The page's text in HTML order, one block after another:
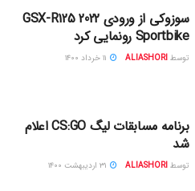
سوزوکی از ورودی 2022 GSX-R125
Sportbike رونمایی کرد
توسط ALIASHORI ۱۱ خرداد ۱۴۰۰
برنامه مسابقات لیگ CS:GO اعلام
شد
توسط ALIASHORI ۳۱ اردیبهشت ۱۴۰۰